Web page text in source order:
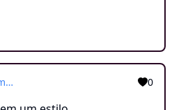
Cre um desenhe em um estilo realista, de um gato em uma floresta densa, com arvore altas, a noite 0